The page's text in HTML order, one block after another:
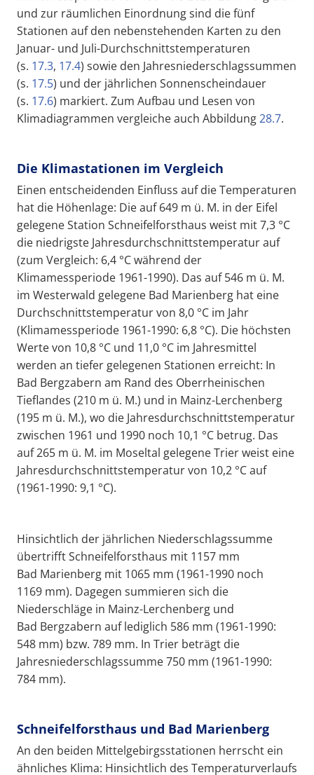
und zur räumlichen Einordnung sind die fünf
Stationen auf den nebenstehenden Karten zu den
Januar- und Juli-Durchschnittstemperaturen
(s. 17.3, 17.4) sowie den Jahresniederschlagssummen
(s. 17.5) und der jährlichen Sonnenscheindauer
(s. 17.6) markiert. Zum Aufbau und Lesen von
Klimadiagrammen vergleiche auch Abbildung28.7.
Die Klimastationen im Vergleich
Einen entscheidenden Einfluss auf die Temperaturen
hat die Höhenlage: Die auf 649 m ü. M. in der Eifel
gelegene Station Schneifelforsthaus weist mit 7,3 °C
die niedrigste Jahresdurchschnittstemperatur auf
(zum Vergleich: 6,4 °C während der
Klimamessperiode 1961-1990). Das auf 546 m ü. M.
im Westerwald gelegene Bad Marienberg hat eine
Durchschnittstemperatur von 8,0 °C im Jahr
(Klimamessperiode 1961-1990: 6,8 °C). Die höchsten
Werte von 10,8 °C und 11,0 °C im Jahresmittel
werden an tiefer gelegenen Stationen erreicht: In
Bad Bergzabern am Rand des Oberrheinischen
Tieflandes (210 m ü. M.) und in Mainz-Lerchenberg
(195 m ü. M.), wo die Jahresdurchschnittstemperatur
zwischen 1961 und 1990 noch 10,1 °C betrug. Das
auf 265 m ü. M. im Moseltal gelegene Trier weist eine
Jahresdurchschnittstemperatur von 10,2 °C auf
(1961-1990: 9,1 °C).
Hinsichtlich der jährlichen Niederschlagssumme
übertrifft Schneifelforsthaus mit 1157 mm
Bad Marienberg mit 1065 mm (1961-1990 noch
1169 mm). Dagegen summieren sich die
Niederschläge in Mainz-Lerchenberg und
Bad Bergzabern auf lediglich 586 mm (1961-1990:
548 mm) bzw. 789 mm. In Trier beträgt die
Jahresniederschlagssumme 750 mm (1961-1990:
784 mm).
Schneifelforsthaus und Bad Marienberg
An den beiden Mittelgebirgsstationen herrscht ein
ähnliches Klima: Hinsichtlich des Temperaturverlaufs